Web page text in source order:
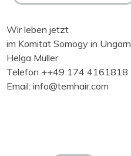
Wir leben jetzt
im Komitat Somogy in Ungarn
Helga Müller
Telefon ++49 174 4161818
Email: info@temhair.com